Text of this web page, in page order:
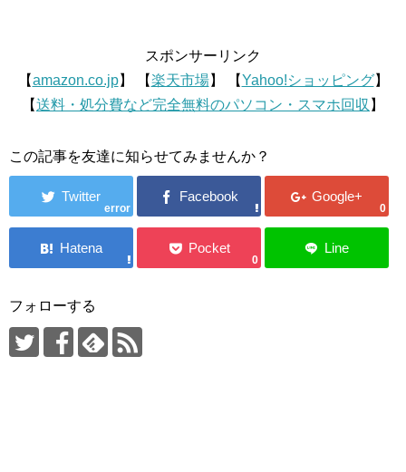
スポンサーリンク
【amazon.co.jp】 【楽天市場】 【Yahoo!ショッピング】
【送料・処分費など完全無料のパソコン・スマホ回収 】
この記事を友達に知らせてみませんか？
error 0
0
フォローする